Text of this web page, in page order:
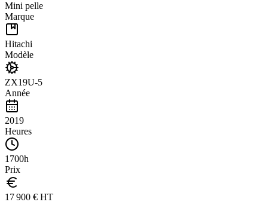
Mini pelle
Marque
Hitachi
Modèle
ZX19U-5
Année
2019
Heures
1700h
Prix
17 900 € HT